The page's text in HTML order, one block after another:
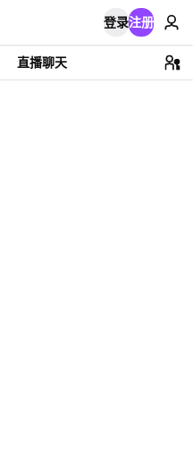
登录注册
直播聊天